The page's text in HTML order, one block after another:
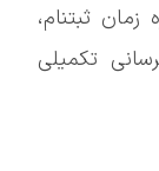
ثبتنام،
تکمیلی